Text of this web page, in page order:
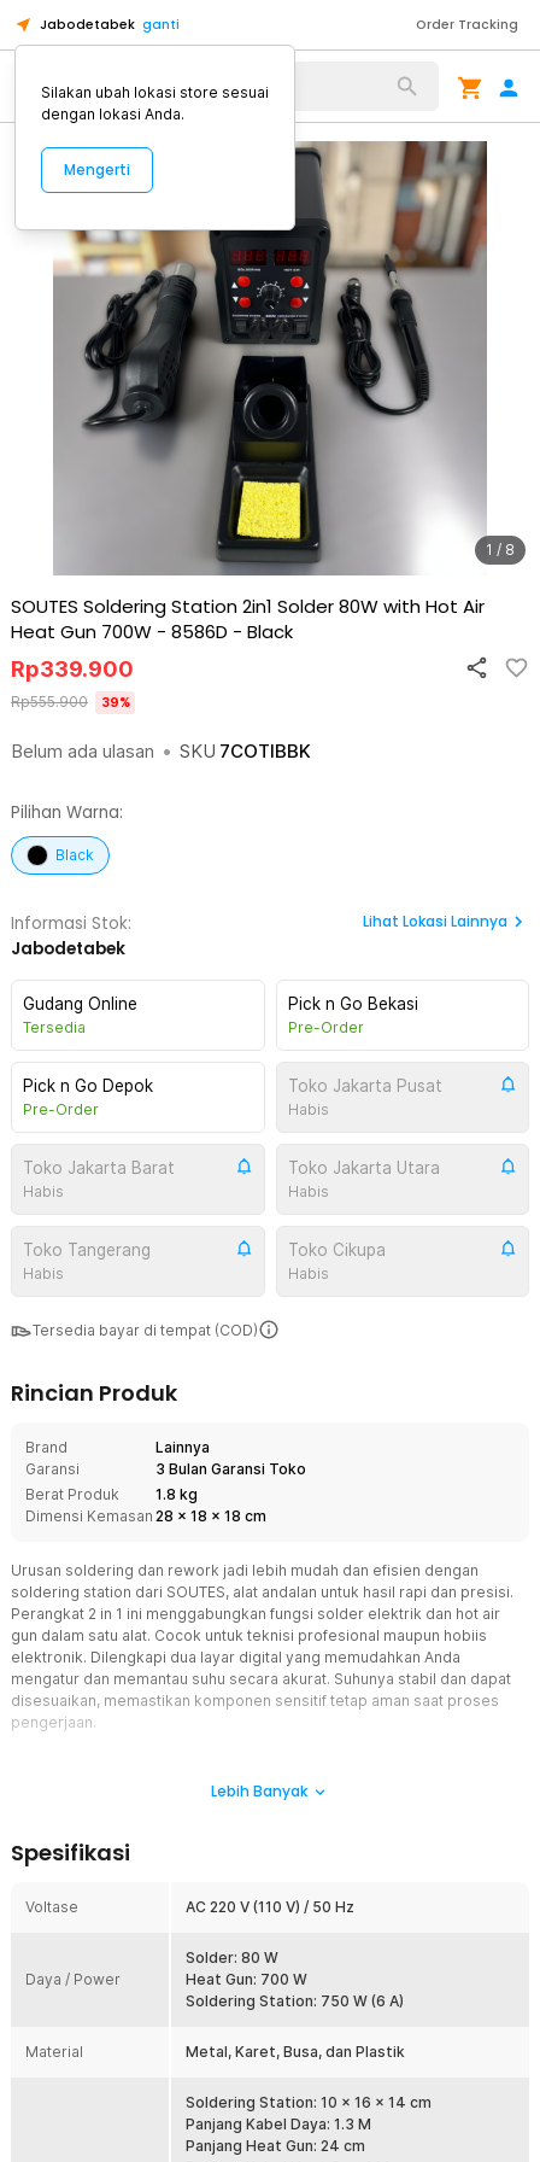
Jabodetabek ganti Order Tracking
Alat Kopi
1 / 8
SOUTES Soldering Station 2in1 Solder 80W with Hot Air
Heat Gun 700W - 8586D - Black
Belum ada ulasan • SKU 7COTIBBK
Rp339.900
Rp555.900 39%
Pilihan Warna:
Black
Informasi Stok:
Jabodetabek
Lihat Lokasi Lainnya
Gudang Online
Tersedia
Pick n Go Bekasi
Pre-Order
Pick n Go Depok
Pre-Order
Toko Jakarta Pusat
Habis
Toko Jakarta Barat
Habis
Toko Jakarta Utara
Habis
Toko Tangerang
Habis
Toko Cikupa
Habis
Tersedia bayar di tempat (COD)
Rincian Produk
Brand
Lainnya
Garansi
3 Bulan Garansi Toko
Berat Produk
1.8 kg
Dimensi Kemasan 28 x 18 x 18 cm
Urusan soldering dan rework jadi lebih mudah dan efisien dengan
soldering station dari SOUTES, alat andalan untuk hasil rapi dan presisi.
Perangkat 2 in 1 ini menggabungkan fungsi solder elektrik dan hot air
gun dalam satu alat. Cocok untuk teknisi profesional maupun hobiis
elektronik. Dilengkapi dua layar digital yang memudahkan Anda
mengatur dan memantau suhu secara akurat. Suhunya stabil dan dapat
disesuaikan, memastikan komponen sensitif tetap aman saat proses
pengerjaan.
komponen SMD atau papan circuit PCB dengan presisi tinggi. Tak
menangani berbagai pekerjaan rework elektronik. Praktis dan
sehingga proses kerja jadi lebih lancar tanpa gangguan. Cocok
untuk Anda yang ingin meningkatkan produktivitas tanpa
mengorbankan akurasi.
memberikan hasil kerja yang rapi tanpa merusak komponen. Anda
punya kendali penuh atas tiap detail dalam proses soldering.
Lebih Banyak
Spesifikasi
Voltase AC 220 V (110 V) / 50 Hz
Daya / Power
Solder: 80 W
Heat Gun: 700 W
Soldering Station: 750 W (6 A)
Material Metal, Karet, Busa, dan Plastik
Soldering Station: 10 x 16 x 14 cm
Panjang Kabel Daya: 1.3 M
Panjang Heat Gun: 24 cm
Silakan ubah lokasi store sesuai
dengan lokasi Anda.
Mengerti